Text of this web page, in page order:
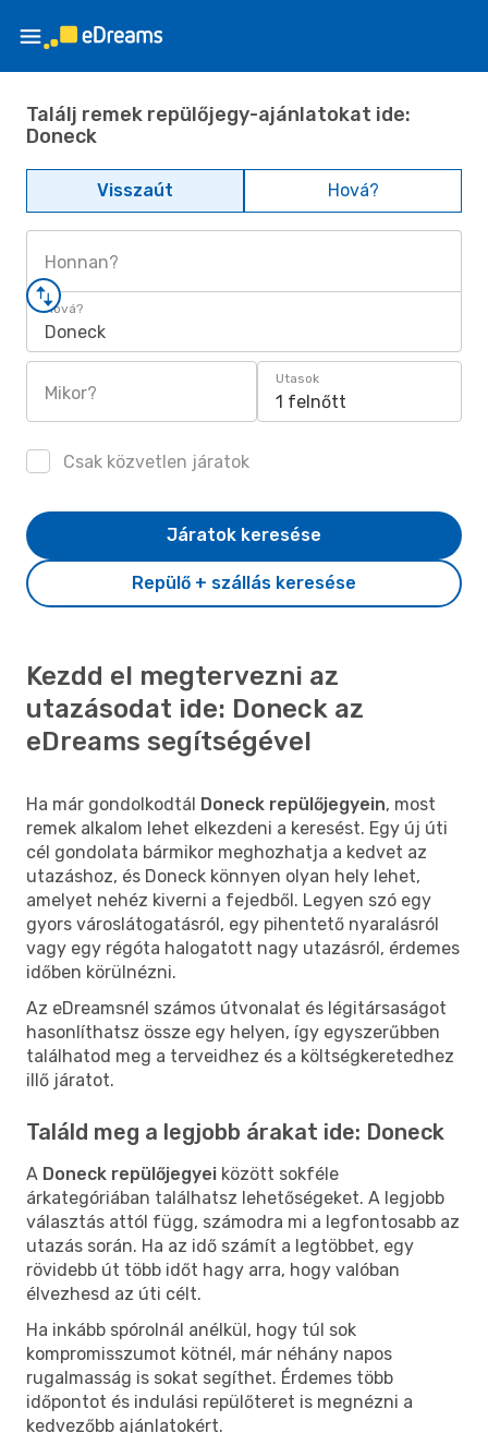
Találj remek repülőjegy-ajánlatokat ide:
Doneck
Visszaút Hová?
Honnan?
Hová?
Doneck
Mikor?
Utasok
1 felnőtt
Csak közvetlen járatok
Repülő + szállás keresése
Járatok keresése
Kezdd el megtervezni az
utazásodat ide: Doneck az
eDreams segítségével
Ha már gondolkodtál Doneck repülőjegyein, most
remek alkalom lehet elkezdeni a keresést. Egy új úti
cél gondolata bármikor meghozhatja a kedvet az
utazáshoz, és Doneck könnyen olyan hely lehet,
amelyet nehéz kiverni a fejedből. Legyen szó egy
gyors városlátogatásról, egy pihentető nyaralásról
vagy egy régóta halogatott nagy utazásról, érdemes
időben körülnézni.
Az eDreamsnél számos útvonalat és légitársaságot
hasonlíthatsz össze egy helyen, így egyszerűbben
találhatod meg a terveidhez és a költségkeretedhez
illő járatot.
Találd meg a legjobb árakat ide: Doneck
A Doneck repülőjegyei között sokféle
árkategóriában találhatsz lehetőségeket. A legjobb
választás attól függ, számodra mi a legfontosabb az
utazás során. Ha az idő számít a legtöbbet, egy
rövidebb út több időt hagy arra, hogy valóban
élvezhesd az úti célt.
Ha inkább spórolnál anélkül, hogy túl sok
kompromisszumot kötnél, már néhány napos
rugalmasság is sokat segíthet. Érdemes több
időpontot és indulási repülőteret is megnézni a
kedvezőbb ajánlatokért.